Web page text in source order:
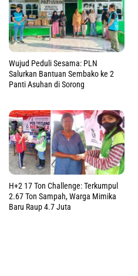
Wujud Peduli Sesama: PLN
Salurkan Bantuan Sembako ke 2
Panti Asuhan di Sorong
H+2 17 Ton Challenge: Terkumpul
2.67 Ton Sampah, Warga Mimika
Baru Raup 4.7 Juta